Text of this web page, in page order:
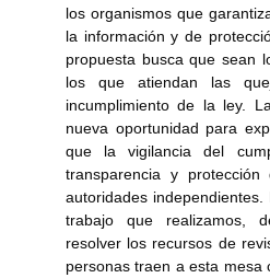
los organismos que
la información y de
propuesta busca que sean
los que atiendan las
incumplimiento de la ley.
nueva oportunidad para
que la vigilancia del
transparencia y
autoridades
trabajo que realizamos,
resolver los recursos de
personas traen a esta mesa